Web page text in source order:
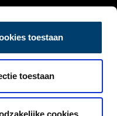
toestaan
toestaan
cookies